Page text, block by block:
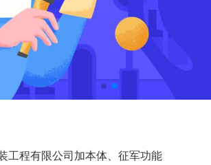
工程有限公司加本体、征军功能